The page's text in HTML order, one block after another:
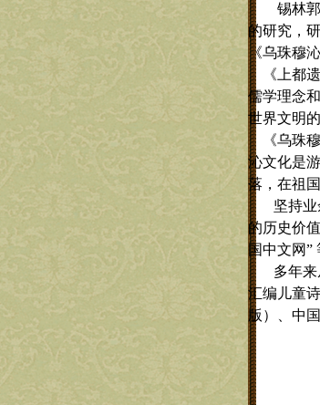
锡林
的研究，
《乌珠穆
《上都
儒学理念
世界文明
《乌珠
沁文化是
落，在祖
坚持
的历史价
国中文网”
多年来
汇编儿童
版）、中